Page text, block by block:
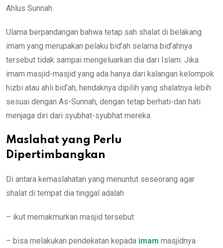
Ahlus Sunnah.
Ulama berpandangan bahwa tetap sah shalat di belakang
imam yang merupakan pelaku bid’ah selama bid’ahnya
tersebut tidak sampai mengeluarkan dia dari Islam. Jika
imam masjid-masjid yang ada hanya dari kalangan kelompok
hizbi atau ahli bid’ah, hendaknya dipilih yang shalatnya lebih
sesuai dengan As-Sunnah, dengan tetap berhati-dan hati
menjaga diri dari syubhat-syubhat mereka.
Maslahat yang Perlu
Dipertimbangkan
Di antara kemaslahatan yang menuntut seseorang agar
shalat di tempat dia tinggal adalah
– ikut memakmurkan masjid tersebut
– bisa melakukan pendekatan kepada imam masjidnya